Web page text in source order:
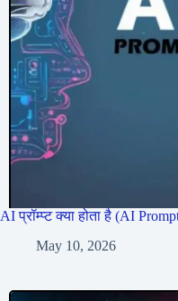
AI प्रॉम्प्ट क्या होता है (AI
May 10, 2026